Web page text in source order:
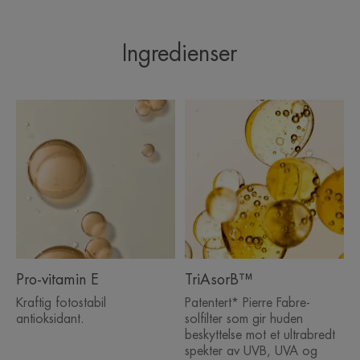
enn tidligere. Den respekterer også marint biologisk
NOEN ORD FRA EKSPERTEN VÅR
Solpleie velegnet huden som er
mest sårbar for solen og de mest
intense sollysforhold
Ingredienser
Pro-vitamin E
Kraftig fotostabil
antioksidant.
TriAsorB™
Patentert* Pierre Fabre-
solfilter som gir huden
beskyttelse mot et ultrabredt
spekter av UVB, UVA og